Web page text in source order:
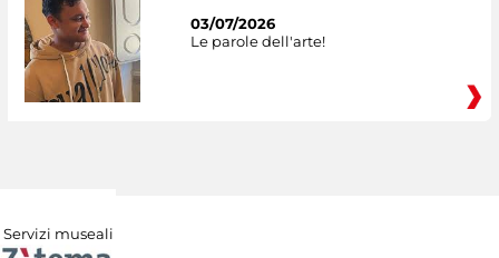
03/07/2026
Le parole dell'arte!
Servizi museali